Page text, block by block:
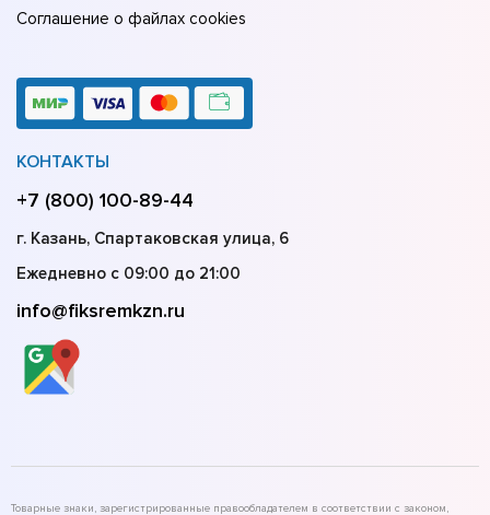
Соглашение о файлах cookies
КОНТАКТЫ
+7 (800) 100-89-44
г. Казань, Спартаковская улица, 6
Ежедневно с 09:00 до 21:00
info@fiksremkzn.ru
Товарные знаки, зарегистрированные правообладателем в соответствии с законом,